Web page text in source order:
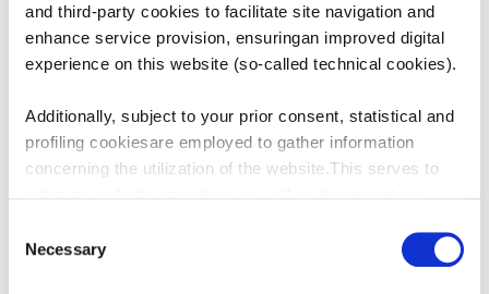
and third-party cookies to facilitate site navigation and
enhance service provision, ensuringan improved digital
experience on this website (so-called technical cookies).
Additionally, subject to your prior consent, statistical and
profiling cookiesare employed to gather information
concerning the utilization of the website.This serves to
expressed interests andpreferences during browsing.
Furthermore, these cookies assist in measuring the
Selection
Necessary
Protagonista è il gusto delicato e
avvolgente dei pinoli, interpretato in
una ricetta equilibrata e
contemporanea: una base di gelato ai
pinoli arricchita da panna, pasta di
pinoli e anacardi, e completata da
Un’armonia di consistenze che unisce